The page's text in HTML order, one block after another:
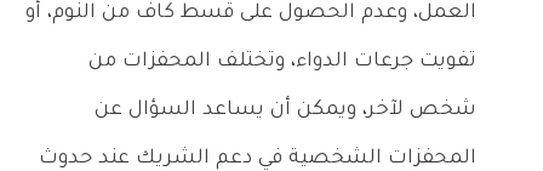
العمل، وعدم الحصول على قسط كاف من النوم، أو
تفويت جرعات الدواء، وتختلف المحفزات من
شخص لآخر، ويمكن أن يساعد السؤال عن
المحفزات الشخصية في دعم الشريك عند حدوث